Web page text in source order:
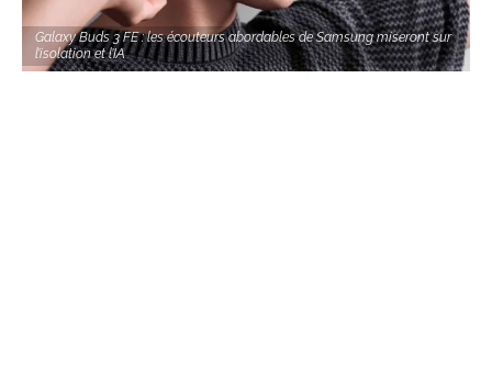
Galaxy Buds 3 FE : les écouteurs abordables de Samsung miseront sur
l’isolation et l’IA